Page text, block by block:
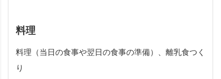
料理
料理（当日の食事や翌日の食事の準備）、離乳食つく
り